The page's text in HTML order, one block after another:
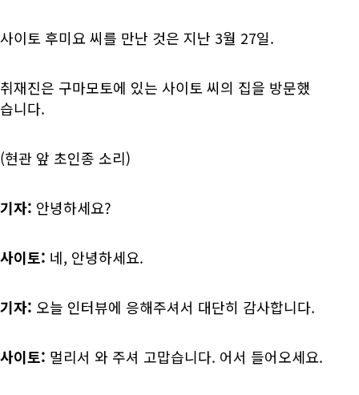
사이토 후미요 씨를 만난 것은 지난 3월 27일.
취재진은 구마모토에 있는 사이토 씨의 집을 방문했
습니다.
(현관 앞 초인종 소리)
기자: 안녕하세요?
사이토: 네, 안녕하세요.
기자: 오늘 인터뷰에 응해주셔서 대단히 감사합니다.
사이토: 멀리서 와 주셔 고맙습니다. 어서 들어오세요.